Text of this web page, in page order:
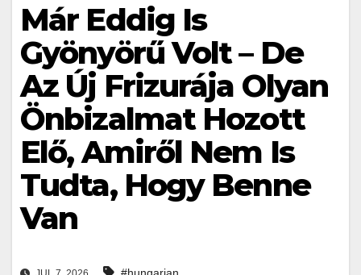
Már Eddig Is
Gyönyörű Volt – De
Az Új Frizurája Olyan
Önbizalmat Hozott
Elő, Amiről Nem Is
Tudta, Hogy Benne
Van